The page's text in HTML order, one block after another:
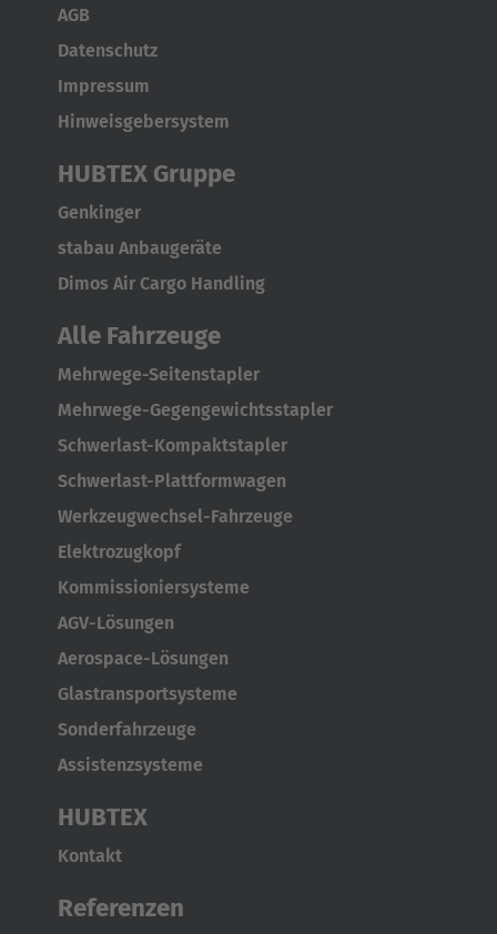
United States
English
ASIA/PACIFIC
Australia
Türkiye
Türkçe
AGB
Datenschutz
Impressum
Hinweisgebersystem
HUBTEX Gruppe
Genkinger
stabau Anbaugeräte
Dimos Air Cargo Handling
Alle Fahrzeuge
Mehrwege-Seitenstapler
Mehrwege-Gegengewichtsstapler
Schwerlast-Kompaktstapler
Schwerlast-Plattformwagen
Werkzeugwechsel-Fahrzeuge
Elektrozugkopf
Kommissioniersysteme
AGV-Lösungen
Aerospace-Lösungen
Glastransportsysteme
Sonderfahrzeuge
Assistenzsysteme
HUBTEX
Kontakt
Referenzen